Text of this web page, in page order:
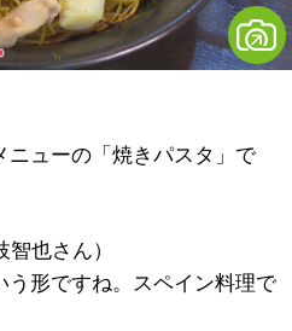
ューの「焼きパスタ」で
智也さん）
う形ですね。スペイン料理で